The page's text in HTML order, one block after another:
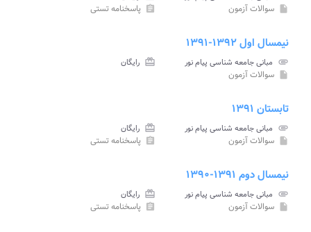
insert_drive_file سوالات آزمون assignment پاسخنامه تستی
نیمسال اول ۱۳۹۲-۱۳۹۱
attachment مبانی جامعه شناسی پیام نور card_giftcard رایگان
insert_drive_file سوالات آزمون
تابستان ۱۳۹۱
attachment مبانی جامعه شناسی پیام نور card_giftcard رایگان
insert_drive_file سوالات آزمون assignment پاسخنامه تستی
نیمسال دوم ۱۳۹۱-۱۳۹۰
attachment مبانی جامعه شناسی پیام نور card_giftcard رایگان
insert_drive_file سوالات آزمون assignment پاسخنامه تستی